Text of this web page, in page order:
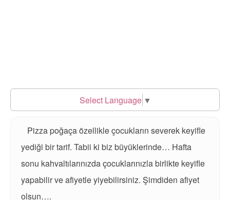
Select Language ▼
Pizza poğaça özellikle çocukların severek keyifle
yediği bir tarif. Tabii ki biz büyüklerinde… Hafta
sonu kahvaltılarınızda çocuklarınızla birlikte keyifle
yapabilir ve afiyetle yiyebilirsiniz. Şimdiden afiyet
olsun….